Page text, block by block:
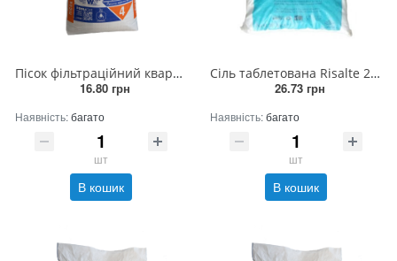
Пісок фільтраційний кварцовий 0.4 - 0.8 (25кг)
16.80 грн
Наявність:багато
шт
В кошик
Сіль таблетована Risalte 25 кг/мішок (ціна за 1 кг) Туреччина
26.73 грн
Наявність:багато
шт
В кошик